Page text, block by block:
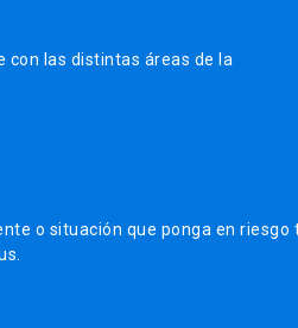
con las distintas áreas de la
o situación que ponga en riesgo